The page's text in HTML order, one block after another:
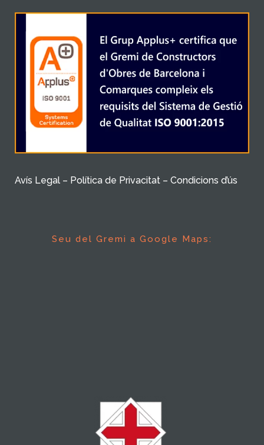
Avís Legal – Política de Privacitat – Condicions d’ús
Seu del Gremi a Google Maps: